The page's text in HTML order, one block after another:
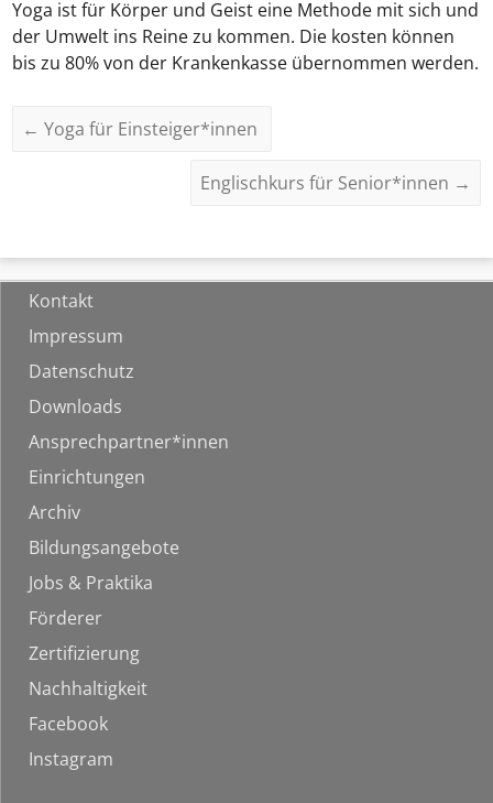
Yoga ist für Körper und Geist eine Methode mit sich und
der Umwelt ins Reine zu kommen. Die kosten können
bis zu 80% von der Krankenkasse übernommen werden.
← Yoga für Einsteiger*innen
Englischkurs für Senior*innen →
Kontakt
Impressum
Datenschutz
Downloads
Ansprechpartner*innen
Einrichtungen
Archiv
Bildungsangebote
Jobs & Praktika
Förderer
Zertifizierung
Nachhaltigkeit
Facebook
Instagram